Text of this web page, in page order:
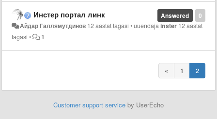
0
Answered
Инстер портал линк
Айдар Галлямутдинов 12 aastat tagasi •uuendajainster 12 aastat
tagasi • 1
« 1 2
Customer support service by UserEcho